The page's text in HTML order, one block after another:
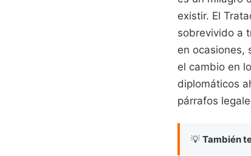
existir. El
sobrevivido a
en ocasiones,
el cambio en
diplomáticos
párrafos
💡 También